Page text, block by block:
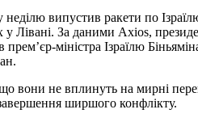
неділю випустив ракети по
у Лівані. За даними Axios,
міністра Ізраїлю
вони не вплинуть на мирні
ширшого конфлікту.